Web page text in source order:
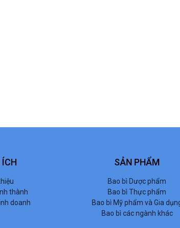
ÍCH
thành
doanh
SẢN PHẨM
Bao bì Dược phẩm
Bao bì Thực phẩm
Bao bì Mỹ phẩm và Gia
Bao bì các ngành khác